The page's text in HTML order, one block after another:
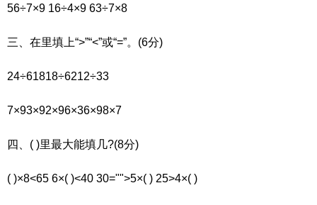
56÷7×9 16÷4×9 63÷7×8
三、在里填上“>”“<”或“=”。(6分)
24÷61818÷6212÷33
7×93×92×96×36×98×7
四、( )里最大能填几?(8分)
( )×8<65 6×( )<40 30="">5×( ) 25>4×( )